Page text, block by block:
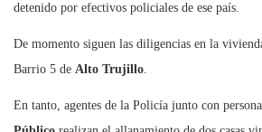
detenido por efectivos policiales de ese país.
De momento siguen las diligencias en la
Barrio 5 de Alto Trujillo.
En tanto, agentes de la Policía junto con